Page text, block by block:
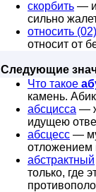
скорбить — и
сильно
относить (02)
относит от
Следующие
Что такое
камень.
абсцисса —
идущею
абсцесс —
отложением
абстрактный
только, где